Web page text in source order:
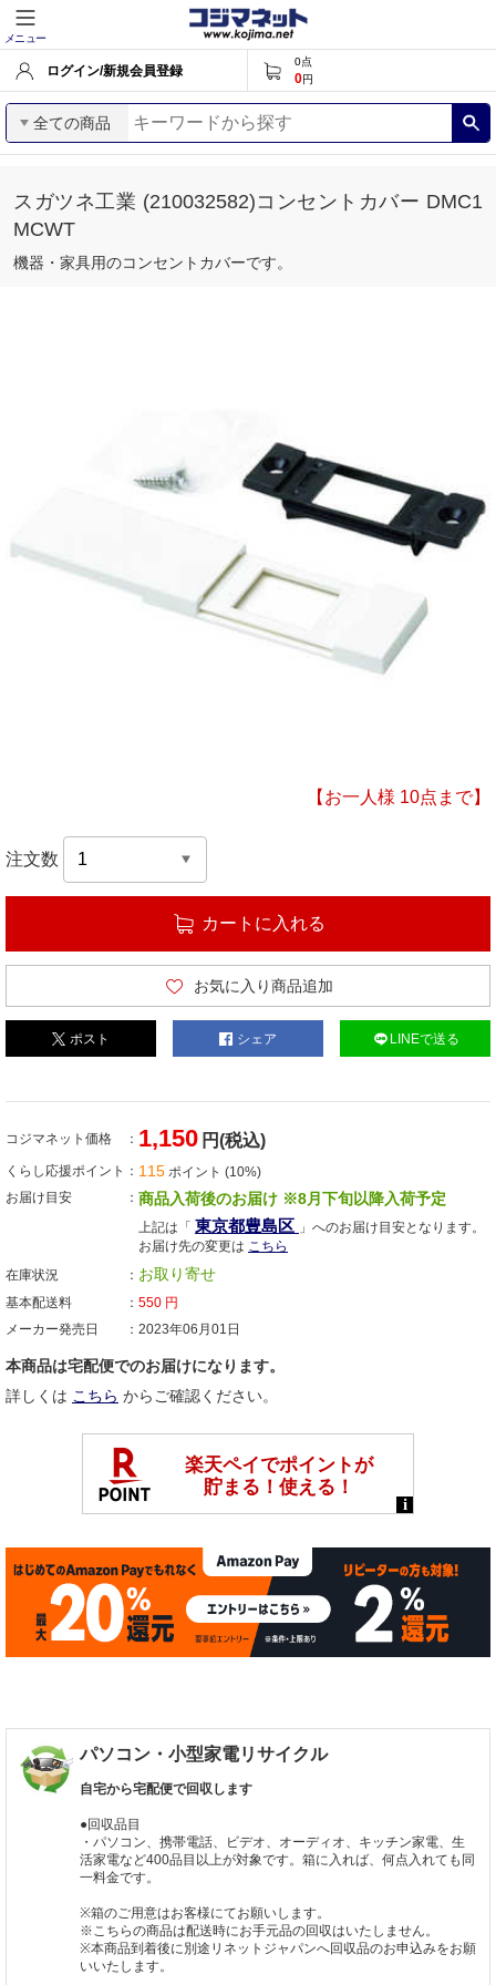
メニュー
ログイン/新規会員登録
0点
0円
全ての商品
スガツネ工業 (210032582)コンセントカバー DMC1
MCWT
機器・家具用のコンセントカバーです。
【お一人様 10点まで】
注文数
カートに入れる
お気に入り商品追加
ポスト シェア LINEで送る
コジマネット価格 1,150 円(税込)
くらし応援ポイント 115 ポイント (10%)
お届け目安
商品入荷後のお届け ※8月下旬以降入荷予定
上記は「 東京都豊島区 」へのお届け目安となります。
お届け先の変更は こちら
在庫状況
お取り寄せ
基本配送料 550 円
メーカー発売日
2023年06月01日
本商品は宅配便でのお届けになります。
詳しくは こちら からご確認ください。
パソコン・小型家電リサイクル
自宅から宅配便で回収します
●回収品目
・パソコン、携帯電話、ビデオ、オーディオ、キッチン家電、生
活家電など400品目以上が対象です。箱に入れば、何点入れても同
一料金です。
※箱のご用意はお客様にてお願いします。
※こちらの商品は配送時にお手元品の回収はいたしません。
※本商品到着後に別途リネットジャパンへ回収品のお申込みをお願
いいたします。